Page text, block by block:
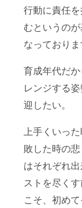
行動に責任
むというの
なっておりま
育成年代だ
レンジする
迎したい。
上手くいっ
敗した時の
はそれぞれ
ストを尽く
こそ、初め